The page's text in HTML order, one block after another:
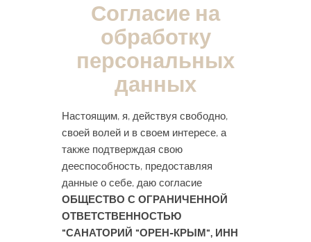
Согласие на
обработку
персональных
данных
Настоящим, я, действуя свободно,
своей волей и в своем интересе, а
также подтверждая свою
дееспособность, предоставляя
данные о себе, даю согласие
ОБЩЕСТВО С ОГРАНИЧЕННОЙ
ОТВЕТСТВЕННОСТЬЮ
"САНАТОРИЙ "ОРЕН-КРЫМ", ИНН